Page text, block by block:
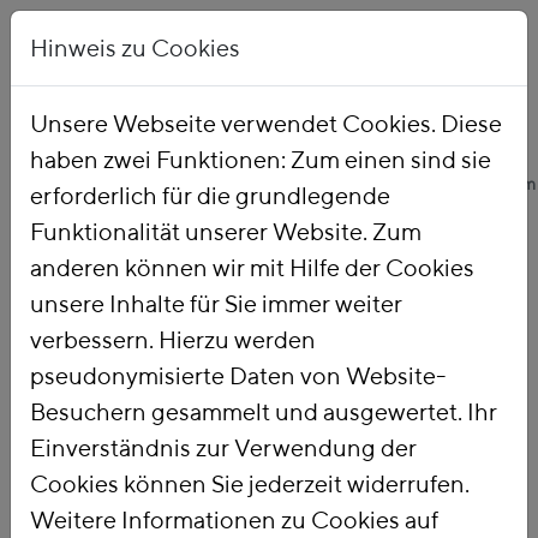
Startseite Unsere Arbeit Themen Ökologische Finanzreform
Ökologische
Finanzreform
Mit einer
Ökologischen
Finanzreform
nutzen wir die Steuer-
Hinweis zu Cookies
Unsere Webseite verwendet Cookies. Diese
haben zwei Funktionen: Zum einen sind sie
erforderlich für die grundlegende
Funktionalität unserer Website. Zum
anderen können wir mit Hilfe der Cookies
unsere Inhalte für Sie immer weiter
verbessern. Hierzu werden
pseudonymisierte Daten von Website-
Besuchern gesammelt und ausgewertet. Ihr
Einverständnis zur Verwendung der
Cookies können Sie jederzeit widerrufen.
Weitere Informationen zu Cookies auf